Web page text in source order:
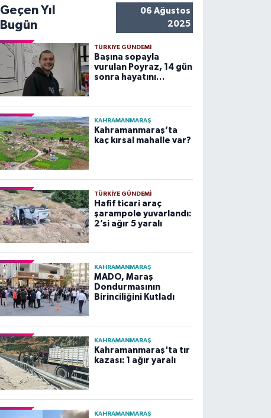
Geçen Yıl
Bugün
06 Ağustos
2025
TÜRKIYE GÜNDEMI
Başına sopayla
vurulan Poyraz, 14 gün
sonra hayatını
KAHRAMANMARAŞ
Kahramanmaraş’ta
kaç kırsal mahalle var?
TÜRKIYE GÜNDEMI
Hafif ticari araç
şarampole yuvarlandı:
2’si ağır 5 yaralı
KAHRAMANMARAŞ
MADO, Maraş
Dondurmasının
Birinciliğini Kutladı
KAHRAMANMARAŞ
Kahramanmaraş'ta tır
kazası: 1 ağır yaralı
KAHRAMANMARAŞ